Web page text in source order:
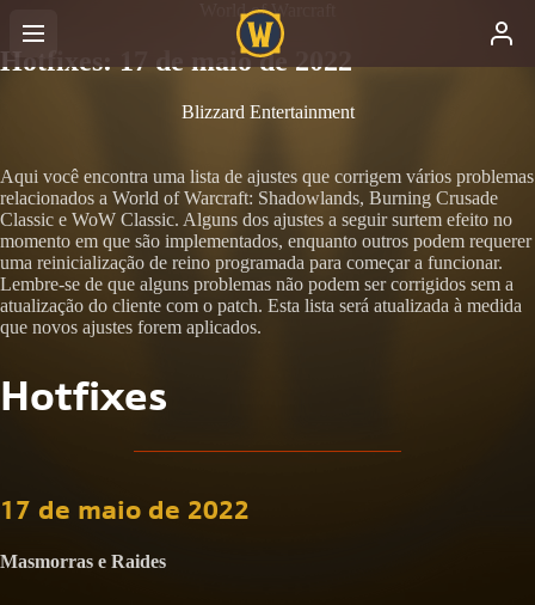
World of Warcraft
Hotfixes: 17 de maio de 2022
Blizzard Entertainment
Aqui você encontra uma lista de ajustes que corrigem vários problemas
relacionados a World of Warcraft: Shadowlands, Burning Crusade
Classic e WoW Classic. Alguns dos ajustes a seguir surtem efeito no
momento em que são implementados, enquanto outros podem requerer
uma reinicialização de reino programada para começar a funcionar.
Lembre-se de que alguns problemas não podem ser corrigidos sem a
atualização do cliente com o patch. Esta lista será atualizada à medida
que novos ajustes forem aplicados.
Hotfixes
17 de maio de 2022
Masmorras e Raides